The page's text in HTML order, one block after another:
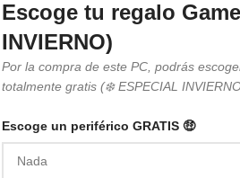
Escoge tu regalo
INVIERNO)
Por la compra de este PC, podrás
totalmente gratis (❄️ ESPECIAL
Escoge un periférico GRATIS 🤑